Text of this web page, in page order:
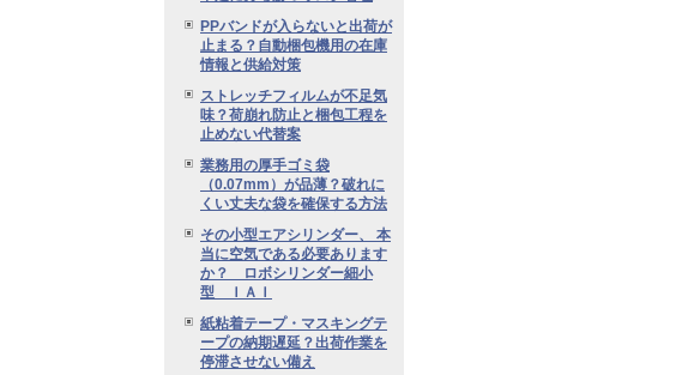
PPバンドが入らないと出荷が
止まる？自動梱包機用の在庫
情報と供給対策
ストレッチフィルムが不足気
味？荷崩れ防止と梱包工程を
止めない代替案
業務用の厚手ゴミ袋
（0.07mm）が品薄？破れに
くい丈夫な袋を確保する方法
その小型エアシリンダー、 本
当に空気である必要あります
か？ ロボシリンダー細小
型 ＩＡＩ
紙粘着テープ・マスキングテ
ープの納期遅延？出荷作業を
停滞させない備え